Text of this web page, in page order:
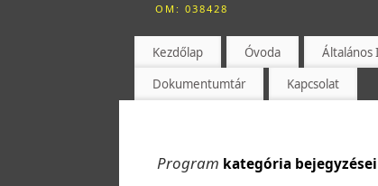
OM: 038428
Kezdőlap Óvoda Általános
Dokumentumtár
Kapcsolat
Program kategória bejegyzései